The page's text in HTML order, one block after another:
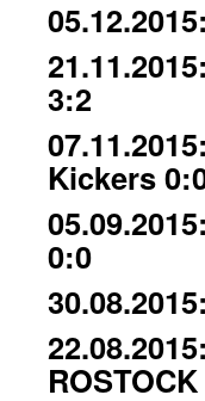
3:2
Kickers
0:0